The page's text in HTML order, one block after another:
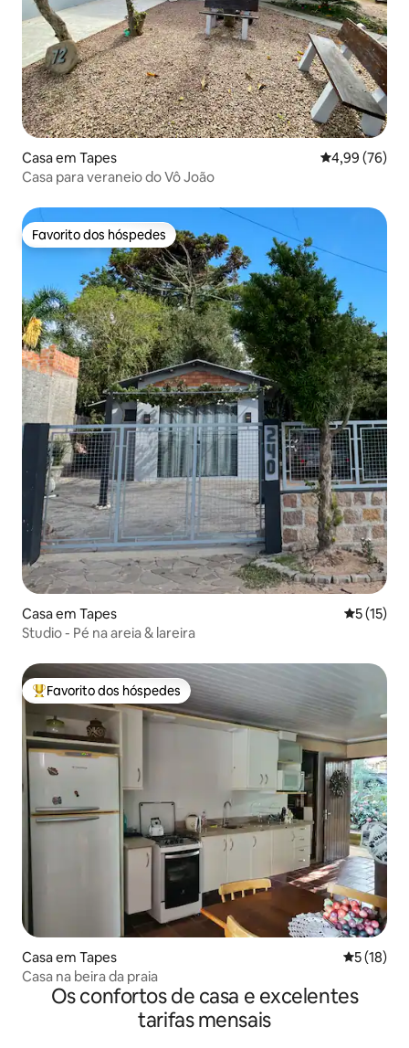
Casa em Tapes Classificação
4,99 (76)
Casa para veraneio do Vô João
Favorito dos hóspedes
Favorito dos hóspedes
Casa em Tapes
5 (15)
Studio - Pé na areia & lareira
Favoritos dos hóspedes mais apreciados
Favorito dos hóspedes
Casa em Tapes
5 (18)
Casa na beira da praia
Os confortos de casa e excelentes
tarifas mensais